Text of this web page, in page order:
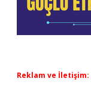
Reklam ve İletişim: